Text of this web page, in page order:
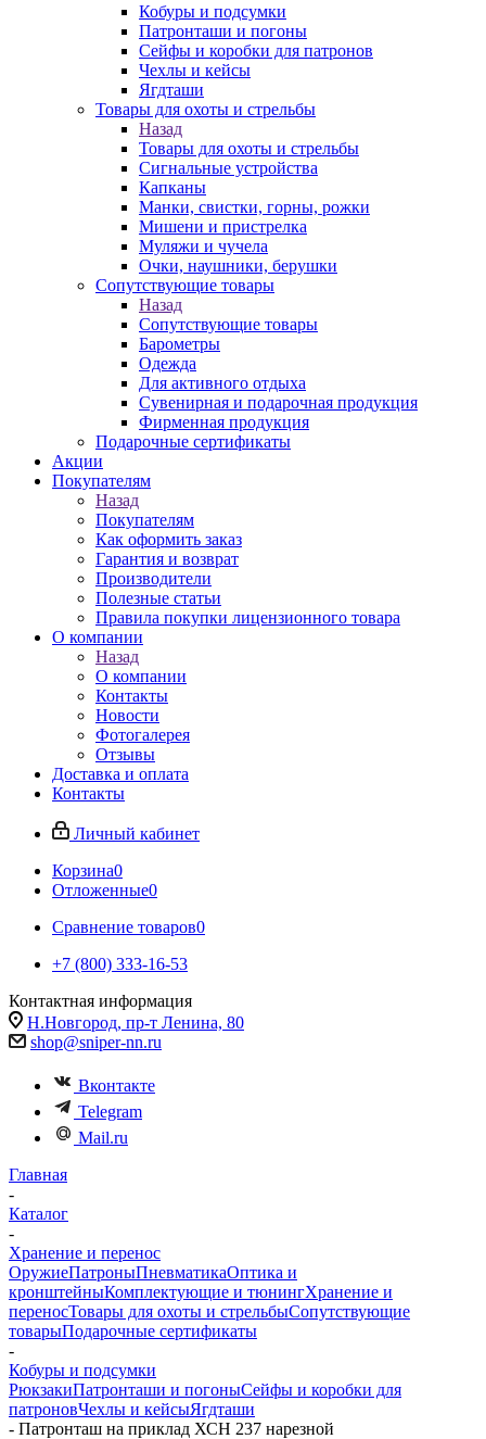
Кобуры и подсумки
Патронташи и погоны
Сейфы и коробки для патронов
Чехлы и кейсы
Ягдташи
Товары для охоты и стрельбы
Назад
Товары для охоты и стрельбы
Сигнальные устройства
Капканы
Манки, свистки, горны, рожки
Мишени и пристрелка
Муляжи и чучела
Очки, наушники, берушки
Сопутствующие товары
Назад
Сопутствующие товары
Барометры
Одежда
Для активного отдыха
Сувенирная и подарочная продукция
Фирменная продукция
Подарочные сертификаты
Акции
Покупателям
Назад
Покупателям
Как оформить заказ
Гарантия и возврат
Производители
Полезные статьи
Правила покупки лицензионного товара
О компании
Назад
О компании
Контакты
Новости
Фотогалерея
Отзывы
Доставка и оплата
Контакты
Личный кабинет
Корзина0
Отложенные0
Сравнение товаров0
+7 (800) 333-16-53
Контактная информация
Н.Новгород, пр-т Ленина, 80
shop@sniper-nn.ru
Вконтакте
Telegram
Mail.ru
Главная
-
Каталог
-
Хранение и перенос
ОружиеПатроныПневматикаОптика и
кронштейныКомплектующие и тюнингХранение и
переносТовары для охоты и стрельбыСопутствующие
товарыПодарочные сертификаты
-
Кобуры и подсумки
РюкзакиПатронташи и погоныСейфы и коробки для
патроновЧехлы и кейсыЯгдташи
- Патронташ на приклад ХСН 237 нарезной